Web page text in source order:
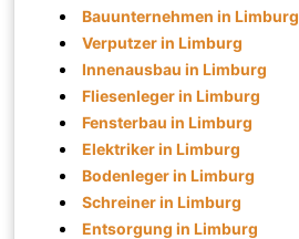
Bauunternehmen in Limburg
Verputzer in Limburg
Innenausbau in Limburg
Fliesenleger in Limburg
Fensterbau in Limburg
Elektriker in Limburg
Bodenleger in Limburg
Schreiner in Limburg
Entsorgung in Limburg